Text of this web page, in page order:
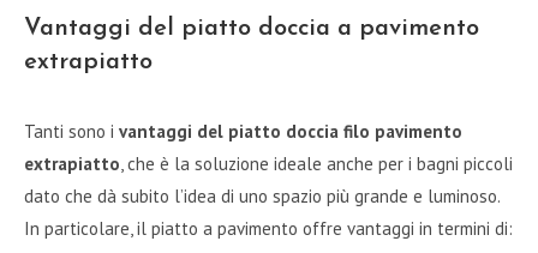
Vantaggi del piatto doccia a pavimento
extrapiatto
Tanti sono i vantaggi del piatto doccia filo pavimento
extrapiatto, che è la soluzione ideale anche per i bagni piccoli
dato che dà subito l’idea di uno spazio più grande e luminoso.
In particolare, il piatto a pavimento offre vantaggi in termini di: